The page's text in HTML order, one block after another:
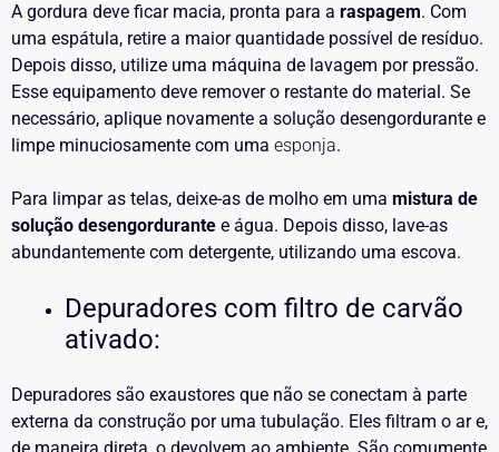
A gordura deve ficar macia, pronta para a raspagem. Com
uma espátula, retire a maior quantidade possível de resíduo.
Depois disso, utilize uma máquina de lavagem por pressão.
Esse equipamento deve remover o restante do material. Se
necessário, aplique novamente a solução desengordurante e
limpe minuciosamente com uma esponja.
Para limpar as telas, deixe-as de molho em uma mistura de
solução desengordurante e água. Depois disso, lave-as
abundantemente com detergente, utilizando uma escova.
Depuradores com filtro de carvão
ativado:
Depuradores são exaustores que não se conectam à parte
externa da construção por uma tubulação. Eles filtram o ar e,